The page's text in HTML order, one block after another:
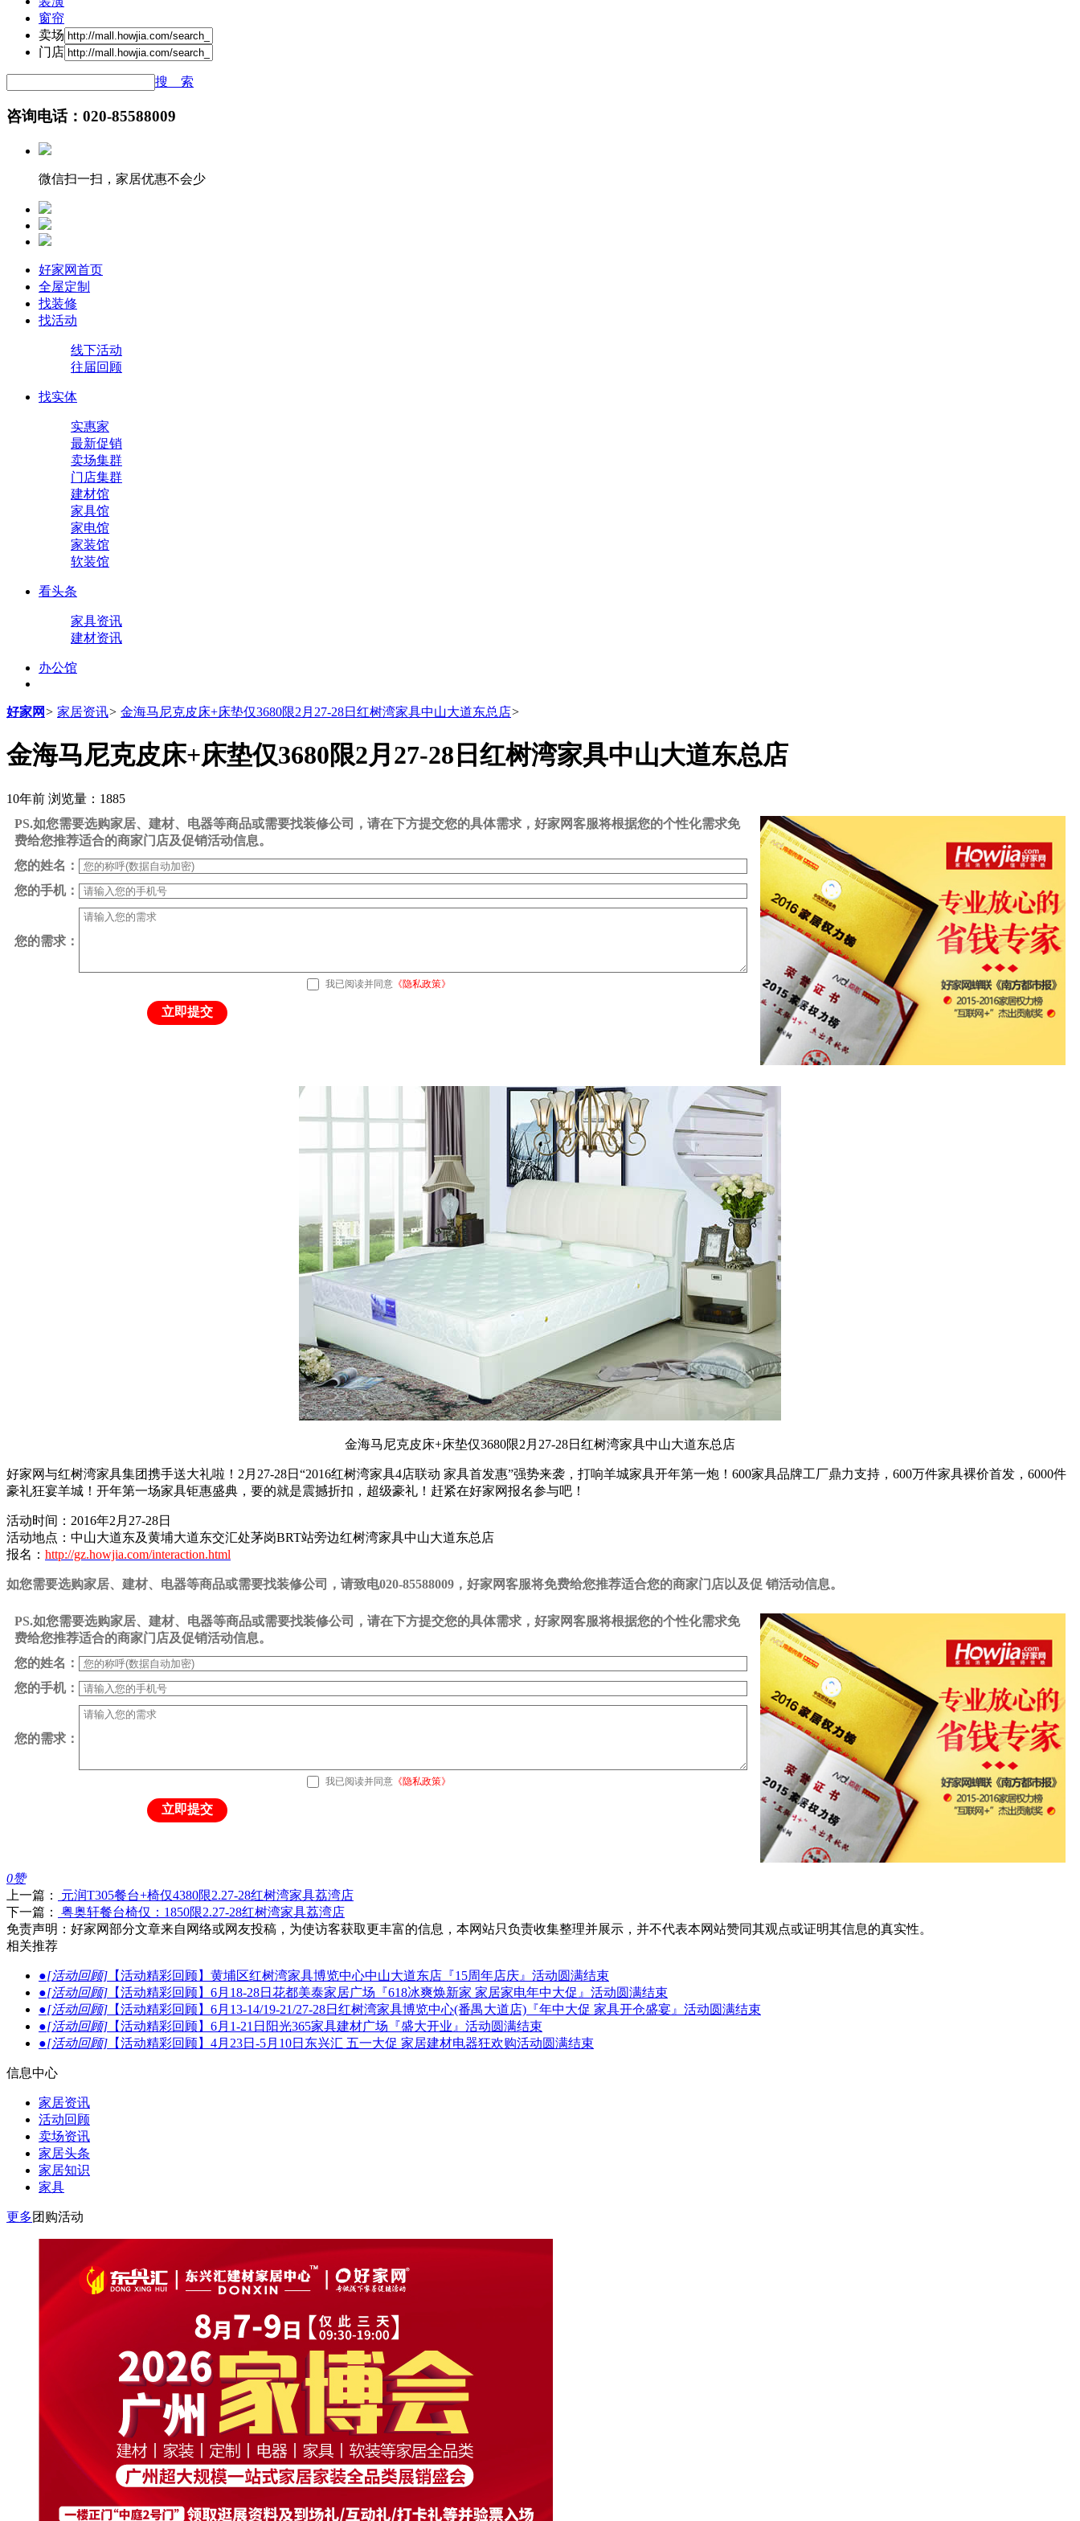
窗帘
卖场
门店
搜 索
咨询电话：020-85588009
微信扫一扫，家居优惠不会少
好家网首页
全屋定制
找装修
找活动
线下活动
往届回顾
找实体
实惠家
最新促销
卖场集群
门店集群
建材馆
家具馆
家电馆
家装馆
软装馆
看头条
家具资讯
建材资讯
办公馆
好家网> 家居资讯> 金海马尼克皮床+床垫仅3680限2月27-28日红树湾家具中山大道东总店>
金海马尼克皮床+床垫仅3680限2月27-28日红树湾家具中山大道东总店
10年前 浏览量：1885
PS.如您需要选购家居、建材、电器等商品或需要找装修公司，请在下方提交您的具体需求，好家网客服将根据您的个性化需求免
费给您推荐适合的商家门店及促销活动信息。
您的姓名：
您的手机：
您的需求：
我已阅读并同意 《隐私政策》
立即提交
金海马尼克皮床+床垫仅3680限2月27-28日红树湾家具中山大道东总店
好家网与红树湾家具集团携手送大礼啦！2月27-28日“2016红树湾家具4店联动 家具首发惠”强势来袭，打响羊城家具开年第一炮！600家具品牌工厂鼎力支持，600万件家具裸价首发，6000件
豪礼狂宴羊城！开年第一场家具钜惠盛典，要的就是震撼折扣，超级豪礼！赶紧在好家网报名参与吧！
活动时间：2016年2月27-28日
活动地点：中山大道东及黄埔大道东交汇处茅岗BRT站旁边红树湾家具中山大道东总店
报名： http://gz.howjia.com/interaction.html
如您需要选购家居、建材、电器等商品或需要找装修公司，请致电020-85588009，好家网客服将免费给您推荐适合您的商家门店以及促 销活动信息。
PS.如您需要选购家居、建材、电器等商品或需要找装修公司，请在下方提交您的具体需求，好家网客服将根据您的个性化需求免
费给您推荐适合的商家门店及促销活动信息。
您的姓名：
您的手机：
您的需求：
我已阅读并同意 《隐私政策》
立即提交
0赞
上一篇：
元润T305餐台+椅仅4380限2.27-28红树湾家具荔湾店
下一篇：
粤奥轩餐台椅仅：1850限2.27-28红树湾家具荔湾店
免责声明：好家网部分文章来自网络或网友投稿，为使访客获取更丰富的信息，本网站只负责收集整理并展示，并不代表本网站赞同其观点或证明其信息的真实性。
相关推荐
●[活动回顾] 【活动精彩回顾】黄埔区红树湾家具博览中心中山大道东店『15周年店庆』活动圆满结束
●[活动回顾] 【活动精彩回顾】6月18-28日花都美泰家居广场『618冰爽焕新家 家居家电年中大促』活动圆满结束
●[活动回顾] 【活动精彩回顾】6月13-14/19-21/27-28日红树湾家具博览中心(番禺大道店)『年中大促 家具开仓盛宴』活动圆满结束
●[活动回顾] 【活动精彩回顾】6月1-21日阳光365家具建材广场『盛大开业』活动圆满结束
●[活动回顾] 【活动精彩回顾】4月23日-5月10日东兴汇 五一大促 家居建材电器狂欢购活动圆满结束
信息中心
家居资讯
活动回顾
卖场资讯
家居头条
家居知识
家具
更多团购活动